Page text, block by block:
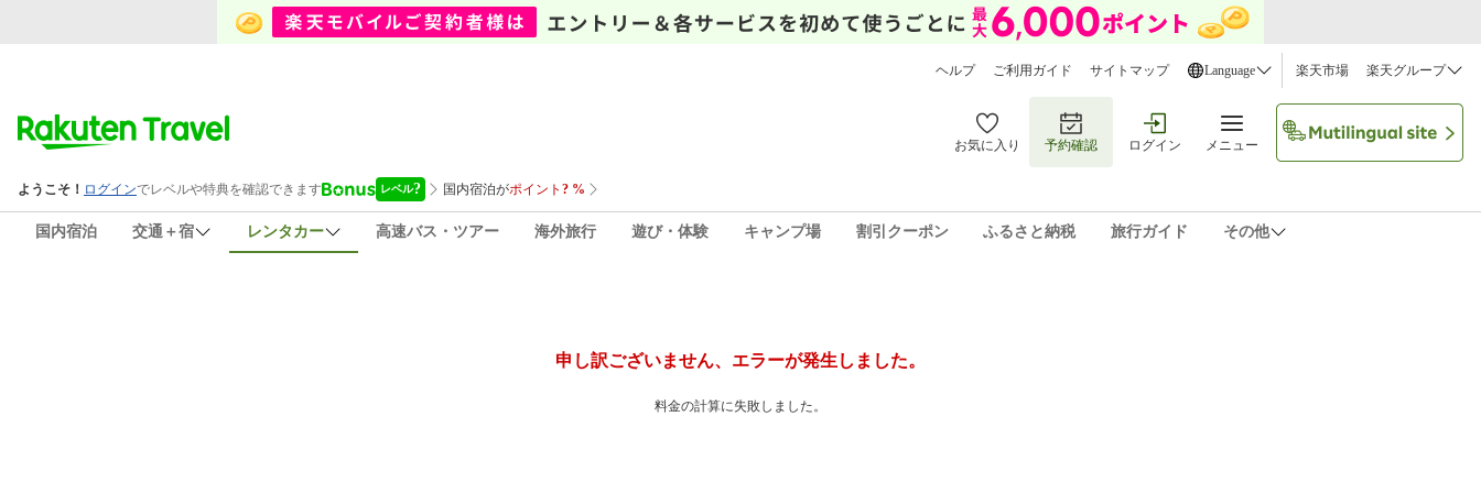
ヘルプ ご利用ガイド サイトマップ Language 楽天市場 楽天グループ
お気に入り 予約確認 ログイン メニュー
国内宿泊 交通＋宿 レンタカー 高速バス・ツアー 海外旅行 遊び・体験 キャンプ場 割引クーポン ふるさと納税 旅行ガイド その他
申し訳ございません、エラーが発生しました。
料金の計算に失敗しました。